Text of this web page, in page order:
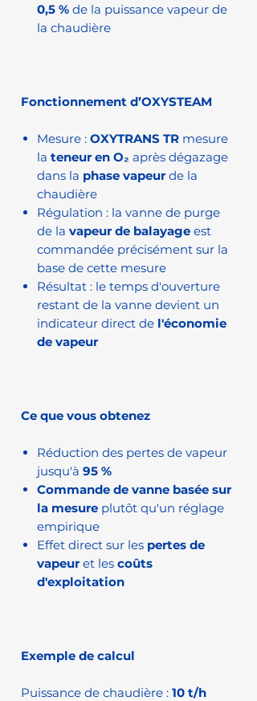
0,5 % de la puissance vapeur de
la chaudière
Fonctionnement d’OXYSTEAM
Mesure : OXYTRANS TR mesure
la teneur en O₂ après dégazage
dans la phase vapeurde la
chaudière
Régulation : la vanne de purge
de la vapeur de balayage est
commandée précisément sur la
base de cette mesure
Résultat : le temps d'ouverture
restant de la vanne devient un
indicateur direct de l'économie
de vapeur
Ce que vous obtenez
Réduction des pertes de vapeur
jusqu'à 95 %
Commande de vanne basée sur
la mesure plutôt qu'un réglage
empirique
Effet direct sur les pertes de
vapeuret les coûts
d'exploitation
Exemple de calcul
Puissance de chaudière : 10 t/h